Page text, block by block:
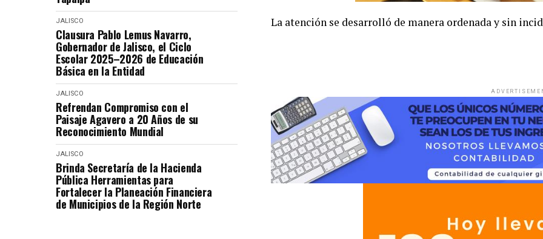
JALISCO
Clausura Pablo Lemus Navarro,
Gobernador de Jalisco, el Ciclo
Escolar 2025–2026 de Educación
Básica en la Entidad
JALISCO
Refrendan Compromiso con el
Paisaje Agavero a 20 Años de su
Reconocimiento Mundial
JALISCO
Brinda Secretaría de la Hacienda
Pública Herramientas para
Fortalecer la Planeación Financiera
de Municipios de la Región Norte
La atención se desarrolló de manera ordenada y sin